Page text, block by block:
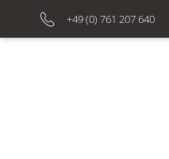
+49 (0) 761 207 640